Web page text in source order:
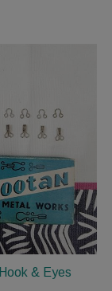
Hook & Eyes - קרס